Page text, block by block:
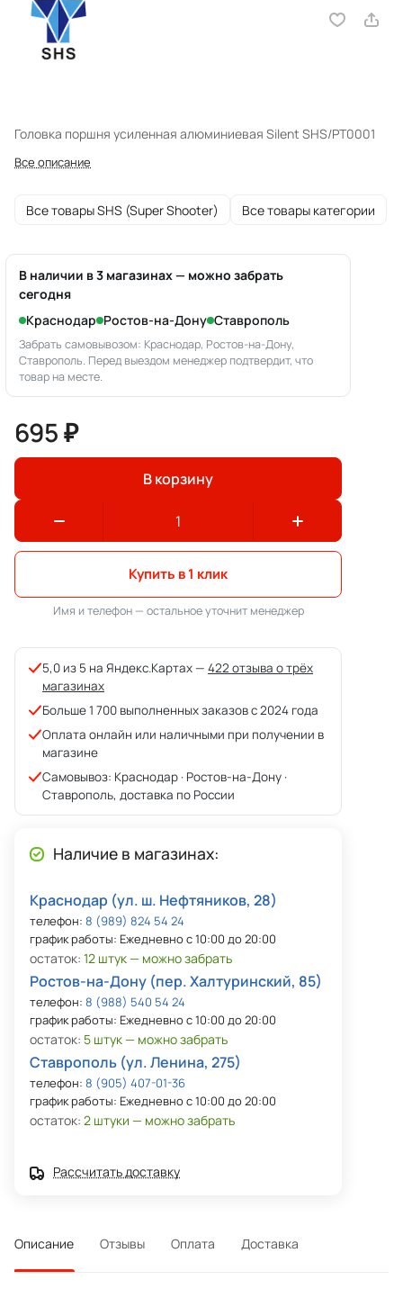
Головка поршня усиленная алюминиевая Silent SHS/PT0001
Все описание
Все товары SHS (Super Shooter) Все товары категории
В наличии в 3 магазинах — можно забрать
сегодня
Краснодар Ростов-на-Дону Ставрополь
Забрать самовывозом: Краснодар, Ростов-на-Дону,
Ставрополь. Перед выездом менеджер подтвердит, что
товар на месте.
695 ₽
В корзину
Купить в 1 клик
Имя и телефон — остальное уточнит менеджер
5,0 из 5 на Яндекс.Картах — 422 отзыва о трёх
магазинах
Больше 1 700 выполненных заказов с 2024 года
Оплата онлайн или наличными при получении в
магазине
Самовывоз: Краснодар · Ростов-на-Дону ·
Ставрополь, доставка по России
Наличие в магазинах:
Краснодар (ул. ш. Нефтяников, 28)
телефон: 8 (989) 824 54 24
график работы: Ежедневно с 10:00 до 20:00
остаток: 12 штук — можно забрать
Ростов-на-Дону (пер. Халтуринский, 85)
телефон: 8 (988) 540 54 24
график работы: Ежедневно с 10:00 до 20:00
остаток: 5 штук — можно забрать
Ставрополь (ул. Ленина, 275)
телефон: 8 (905) 407-01-36
график работы: Ежедневно с 10:00 до 20:00
остаток: 2 штуки — можно забрать
Рассчитать доставку
Описание Отзывы Оплата Доставка